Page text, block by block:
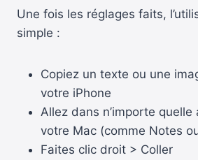
Une fois les réglages faits,
simple :
Copiez un texte ou une
votre iPhone
Allez dans n’importe
votre Mac (comme Notes
Faites clic droit > Coller